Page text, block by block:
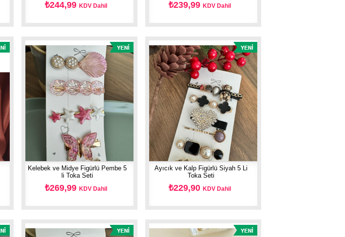
₺244,99KDV Dahil ₺239,99KDV Dahil
Kelebek ve Midye Figürlü Pembe 5
li Toka Seti
₺269,99KDV Dahil
Ayıcık ve Kalp Figürlü Siyah 5 Li
Toka Seti
₺229,90KDV Dahil